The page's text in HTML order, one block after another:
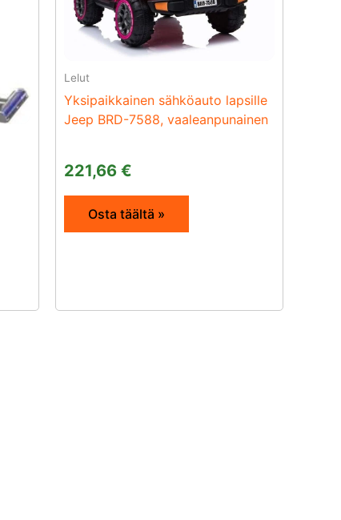
Lelut
Yksipaikkainen sähköauto lapsille
Jeep BRD-7588, vaaleanpunainen
221,66 €
Osta täältä »